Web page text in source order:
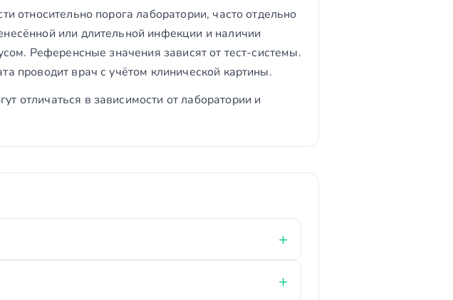
относительно порога лаборатории, часто отдельно
или длительной инфекции и наличии
Референсные значения зависят от тест-системы.
проводит врач с учётом клинической картины.
отличаться в зависимости от лаборатории и